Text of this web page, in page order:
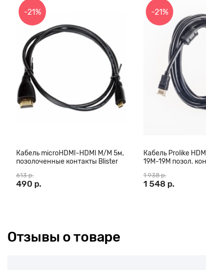
-21%
Кабель microHDMI-HDMI M/M 5м,
позолоченные контакты Blister
613 р.
490 р.
-21%
Кабель Prolike
19М-19М позол.
1 938 р.
1 548 р.
Отзывы о товаре